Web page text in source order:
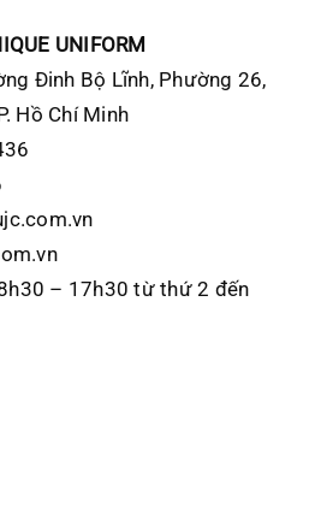
UNIFORM
Đinh Bộ Lĩnh, Phường 26,
Hồ Chí Minh
– 17h30 từ thứ 2 đến